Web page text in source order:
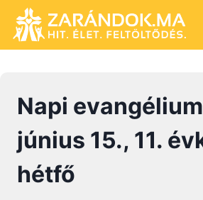
content
Napi
június 15., 11.
hétfő